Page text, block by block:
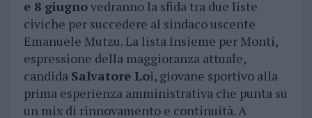
e 8 giugnovedranno la sfida tra due liste
civiche per succedere al sindaco uscente
Emanuele Mutzu. La lista Insieme per Monti,
espressione della maggioranza attuale,
candida Salvatore Loi, giovane sportivo alla
prima esperienza amministrativa che punta su
un mix di rinnovamento e continuità. A